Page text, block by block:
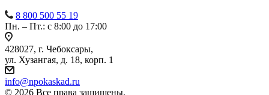
8 800 500 55 19
Пн. – Пт.: с 8:00 до 17:00
428027, г. Чебоксары,
ул. Хузангая, д. 18, корп. 1
info@npokaskad.ru
© 2026 Все права защищены.